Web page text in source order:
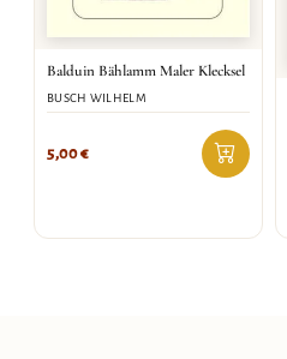
Balduin Bählamm Maler Klecksel
BUSCH WILHELM
5,00€